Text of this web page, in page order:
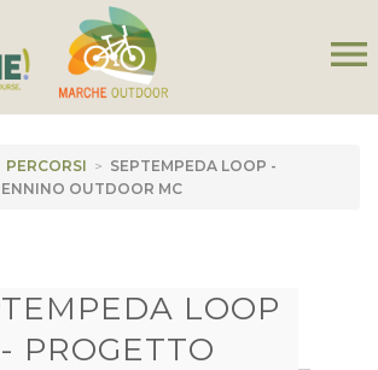
menu
PERCORSI > SEPTEMPEDA LOOP -
OUTDOOR MC
LOOP
- PROGETTO